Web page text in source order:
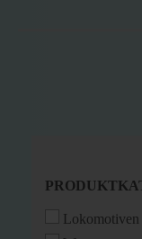
Lokomotiven